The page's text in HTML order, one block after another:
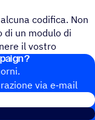
codifica. Non
di un modulo di
il vostro
via e‑mail